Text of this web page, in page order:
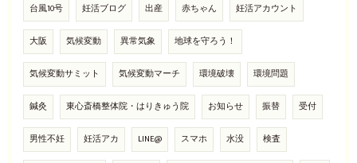
台風10号 妊活ブログ 出産 赤ちゃん 妊活アカウント
大阪 気候変動 異常気象 地球を守ろう！
気候変動サミット 気候変動マーチ 環境破壊 環境問題
鍼灸 東心斎橋整体院・はりきゅう院 お知らせ 振替 受付
男性不妊 妊活アカ LINE@ スマホ 水没 検査